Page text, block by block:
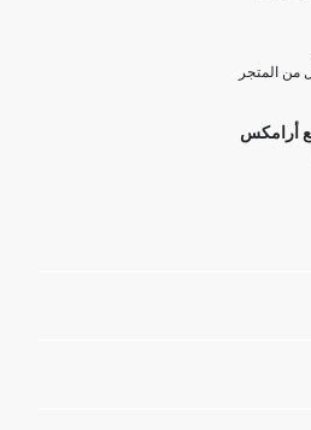
من المتجر
أرامكس